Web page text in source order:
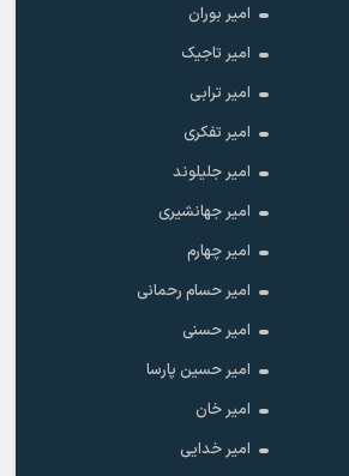
امیر بوران
امیر تاجیک
امیر ترابی
امیر تفکری
امیر جلیلوند
امیر جهانشیری
امیر چهارم
امیر حسام رحمانی
امیر حسنی
امیر حسین پارسا
امیر خان
امیر خدایی